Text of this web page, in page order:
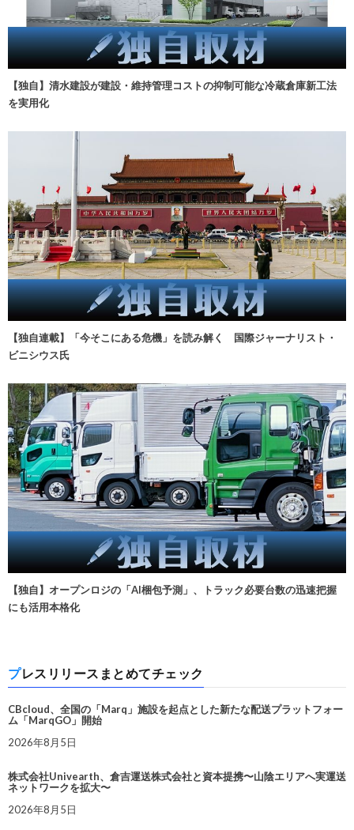
【独自】清水建設が建設・維持管理コストの抑制可能な冷蔵倉庫新工法
を実用化
【独自連載】「今そこにある危機」を読み解く 国際ジャーナリスト・
ビニシウス氏
【独自】オープンロジの「AI梱包予測」、トラック必要台数の迅速把握
にも活用本格化
プレスリリースまとめてチェック
CBcloud、全国の「Marq」施設を起点とした新たな配送プラットフォー
ム「MarqGO」開始
2026年8月5日
株式会社Univearth、倉吉運送株式会社と資本提携〜山陰エリアへ実運送
ネットワークを拡大〜
2026年8月5日